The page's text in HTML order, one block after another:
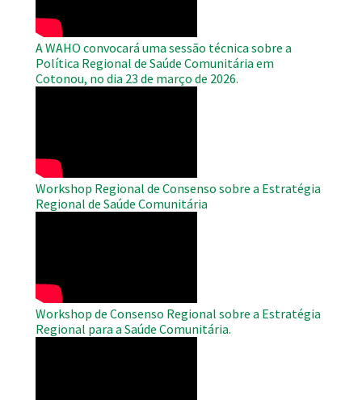
A WAHO convocará uma sessão técnica sobre a
Política Regional de Saúde Comunitária em
Cotonou, no dia 23 de março de 2026.
Workshop Regional de Consenso sobre a Estratégia
Regional de Saúde Comunitária
Workshop de Consenso Regional sobre a Estratégia
Regional para a Saúde Comunitária.